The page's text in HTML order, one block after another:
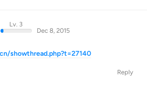
Lv. 3
Dec 8, 2015
showthread.php?t=27140
Reply